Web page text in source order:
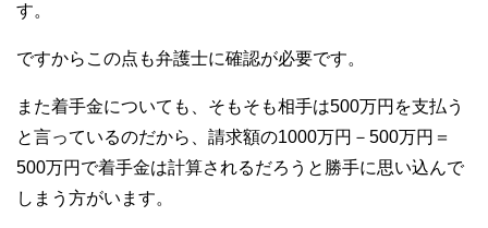
す。
ですからこの点も弁護士に確認が必要です。
また着手金についても、そもそも相手は500万円を支払う
と言っているのだから、請求額の1000万円－500万円＝
500万円で着手金は計算されるだろうと勝手に思い込んで
しまう方がいます。